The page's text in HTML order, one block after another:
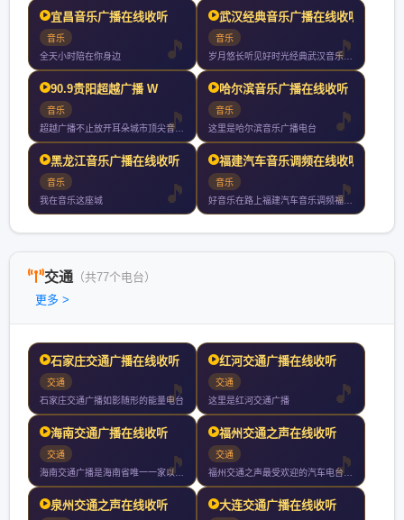
宜昌音乐广播在线收听
音乐
全天小时陪在你身边
武汉经典音乐广播在线收听
音乐
岁月悠长听见好时光经典武汉音乐广播武汉音乐广播是武汉地区第一
90.9贵阳超越广播 W
音乐
超越广播不止放开耳朵城市顶尖音乐电台小时好音乐不间断
哈尔滨音乐广播在线收听
音乐
这里是哈尔滨音乐广播电台
黑龙江音乐广播在线收听
音乐
我在音乐这座城
福建汽车音乐调频在线收听
音乐
好音乐在路上福建汽车音乐调频福州厦门泉州漳州小时持续放送
交通 （共77个电台）
更多 >
石家庄交通广播在线收听
交通
石家庄交通广播如影随形的能量电台
红河交通广播在线收听
交通
这里是红河交通广播
海南交通广播在线收听
交通
海南交通广播是海南省唯一一家以宣传交通服务交通为宗旨以开车人
福州交通之声在线收听
交通
福州交通之声最受欢迎的汽车电台立足车与行为移动人群办有用的广
泉州交通之声在线收听 大连交通广播在线收听